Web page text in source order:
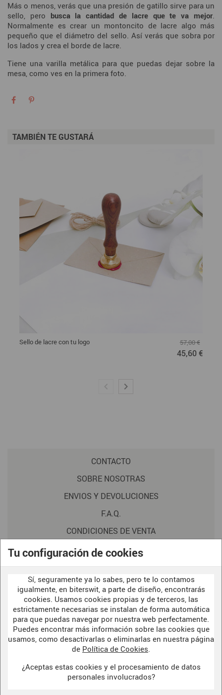
Tu configuración de cookies
Sí, seguramente ya lo sabes, pero te lo contamos
igualmente, en biterswit, a parte de diseño, encontrarás
cookies. Usamos cookies propias y de terceros, las
estrictamente necesarias se instalan de forma automática
para que puedas navegar por nuestra web perfectamente.
Puedes encontrar más información sobre las cookies que
usamos, como desactivarlas o eliminarlas en nuestra página
de Política de Cookies.
¿Aceptas estas cookies y el procesamiento de datos
personales involucrados?
Más o menos, verás que una presión de gatillo sirve para un
sello, pero busca la cantidad de lacre que te va mejor.
Normalmente es crear un montoncito de lacre algo más
pequeño que el diámetro del sello. Así verás que sobra por
los lados y crea el borde de lacre.
Tiene una varilla metálica para que puedas dejar sobre la
mesa, como ves en la primera foto.
TAMBIÉN TE GUSTARÁ
Sello de lacre con tu logo 57,00 €
45,60 €
CONTACTO
SOBRE NOSOTRAS
ENVIOS Y DEVOLUCIONES
F.A.Q.
CONDICIONES DE VENTA
POLITICA DE PRIVACIDAD
AVISO LEGAL
POLÍTICA DE COOKIES
WELCOME TO OUR
DARK SIDE
BITERSWIT STUDIO